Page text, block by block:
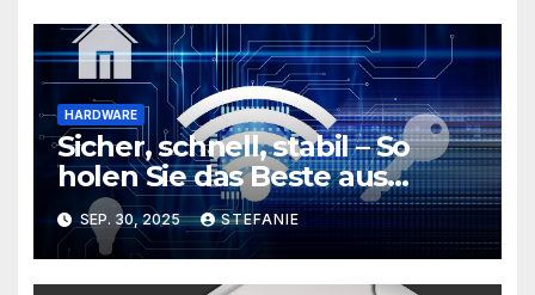
HARDWARE
Sicher, schnell, stabil – So
holen Sie das Beste aus
Ihrem Router heraus
SEP. 30, 2025 STEFANIE